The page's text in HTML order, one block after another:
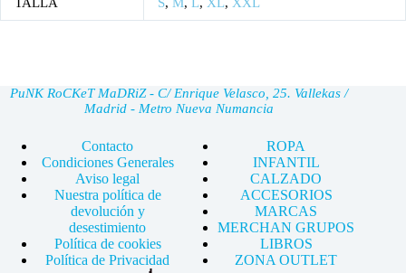
PuNK RoCKeT MaDRiZ - C/ Enrique Velasco, 25. Vallekas /
Madrid - Metro Nueva Numancia
Contacto
Condiciones Generales
Aviso legal
Nuestra política de
devolución y
desestimiento
Política de cookies
Política de Privacidad
ROPA
INFANTIL
CALZADO
ACCESORIOS
MARCAS
MERCHAN GRUPOS
LIBROS
ZONA OUTLET